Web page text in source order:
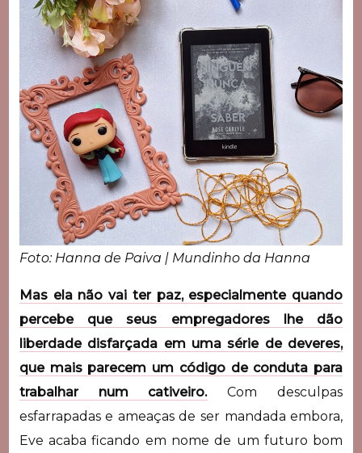
Foto: Hanna de Paiva | Mundinho da Hanna
Mas ela não vai ter paz, especialmente quando
percebe que seus empregadores lhe dão
liberdade disfarçada em uma série de deveres,
que mais parecem um código de conduta para
trabalhar num cativeiro.Com desculpas
esfarrapadas e ameaças de ser mandada embora,
Eve acaba ficando em nome de um futuro bom